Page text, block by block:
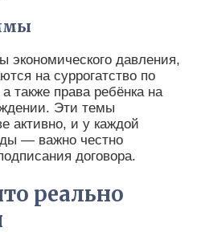
экономического давления,
на суррогатство по
также права ребёнка на
Эти темы
активно, и у каждой
— важно честно
договора.
реально